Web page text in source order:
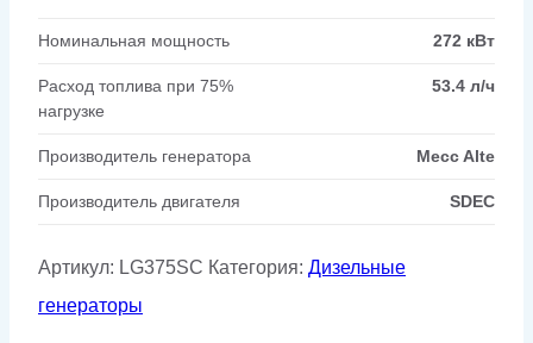
Номинальная мощность 272 кВт
Расход топлива при 75%
нагрузке
53.4 л/ч
Производитель генератора Mecc Alte
Производитель двигателя SDEC
Артикул: LG375SC Категория: Дизельные
генераторы